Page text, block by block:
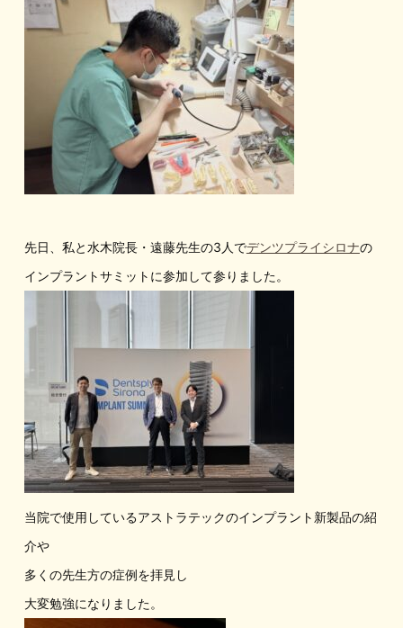
先日、私と水木院長・遠藤先生の3人でデンツプライシロナの
インプラントサミットに参加して参りました。
当院で使用しているアストラテックのインプラント新製品の紹
介や
多くの先生方の症例を拝見し
大変勉強になりました。